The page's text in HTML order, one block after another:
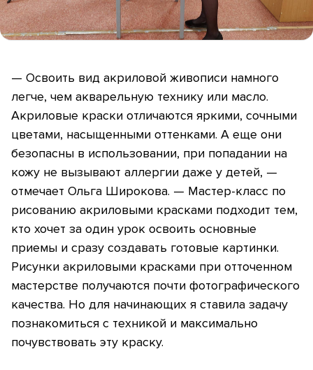
— Освоить вид акриловой живописи намного
легче, чем акварельную технику или масло.
Акриловые краски отличаются яркими, сочными
цветами, насыщенными оттенками. А еще они
безопасны в использовании, при попадании на
кожу не вызывают аллергии даже у детей, —
отмечает Ольга Широкова. — Мастер-класс по
рисованию акриловыми красками подходит тем,
кто хочет за один урок освоить основные
приемы и сразу создавать готовые картинки.
Рисунки акриловыми красками при отточенном
мастерстве получаются почти фотографического
качества. Но для начинающих я ставила задачу
познакомиться с техникой и максимально
почувствовать эту краску.